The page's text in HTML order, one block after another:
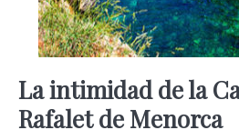
La intimidad de la
Rafalet de Menorca